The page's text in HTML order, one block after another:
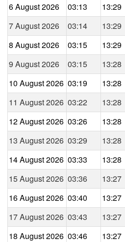
6 August 2026
03:13 13:29
7 August 2026
03:14 13:29
8 August 2026
03:15 13:29
9 August 2026
03:15 13:28
10 August 2026 03:19 13:28
11 August 2026 03:22 13:28
12 August 2026 03:26 13:28
13 August 2026 03:29 13:28
14 August 2026 03:33 13:28
15 August 2026 03:36 13:27
16 August 2026 03:40 13:27
17 August 2026 03:43 13:27
18 August 2026 03:46 13:27